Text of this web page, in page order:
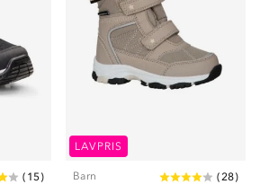
( 15)
LAVPRIS
Barn (28)